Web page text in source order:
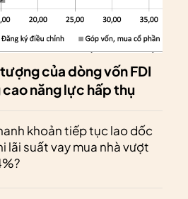
của dòng vốn FDI
năng lực hấp thụ
khoản tiếp tục lao dốc
lãi suất vay mua nhà vượt